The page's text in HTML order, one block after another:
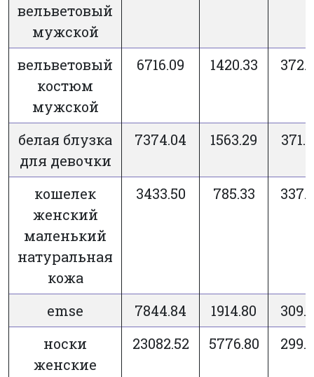
вельветовый
мужской
вельветовый
костюм
мужской
6716.09 1420.33
белая блузка
для девочки
7374.04 1563.29
кошелек
женский
маленький
натуральная
кожа
3433.50 785.33
emse 7844.84 1914.80
носки
женские
23082.52 5776.80